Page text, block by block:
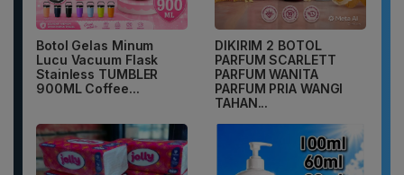
Botol Gelas Minum
Lucu Vacuum Flask
Stainless TUMBLER
900ML Coffee...
DIKIRIM 2 BOTOL
PARFUM SCARLETT
PARFUM WANITA
PARFUM PRIA WANGI
TAHAN...